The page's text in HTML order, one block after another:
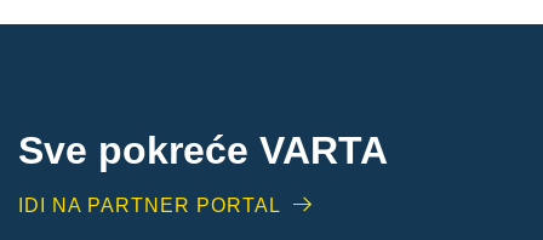
Sve pokreće VARTA
IDI NA PARTNER PORTAL